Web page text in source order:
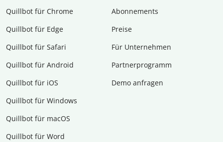
Quillbot für Chrome
Quillbot für Edge
Quillbot für Safari
Quillbot für Android
Quillbot für iOS
Quillbot für Windows
Quillbot für macOS
Quillbot für Word
Abon­ne­ments
Preise
Für Unternehmen
Partnerprogramm
Demo anfragen